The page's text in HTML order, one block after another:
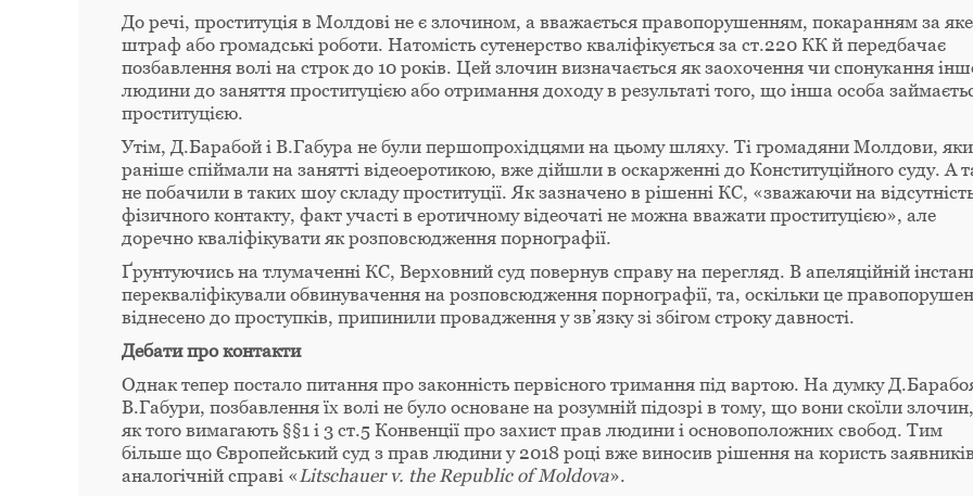
До речі, проституція в Молдові не є злочином, а вважається правопорушенням, покаранням за
штраф або громадські роботи. Натомість сутенерство кваліфікується за ст.220 КК й передбачає
позбавлення волі на строк до 10 років. Цей злочин визначається як заохочення чи спонукання
людини до заняття проституцією або отримання доходу в результаті того, що інша особа
проституцією.
Утім, Д.Барабой і В.Габура не були першопрохідцями на цьому шляху. Ті громадяни Молдови,
раніше спіймали на занятті відеоеротикою, вже дійшли в оскарженні до Конституційного суду. А
не побачили в таких шоу складу проституції. Як зазначено в рішенні КС, «зважаючи на
фізичного контакту, факт участі в еротичному відеочаті не можна вважати проституцією», але
доречно кваліфікувати як розповсюдження порнографії.
Ґрунтуючись на тлумаченні КС, Верховний суд повернув справу на перегляд. В апеляційній
перекваліфікували обвинувачення на розповсюдження порнографії, та, оскільки це
віднесено до проступків, припинили провадження у зв’язку зі збігом строку давності.
Дебати про контакти
Однак тепер постало питання про законність первісного тримання під вартою. На думку
В.Габури, позбавлення їх волі не було основане на розумній підозрі в тому, що вони скоїли злочин,
як того вимагають §§1 і 3 ст.5 Конвенції про захист прав людини і основоположних свобод. Тим
більше що Європейський суд з прав людини у 2018 році вже виносив рішення на користь
аналогічній справі « Litschauer v. the Republic of Moldova».